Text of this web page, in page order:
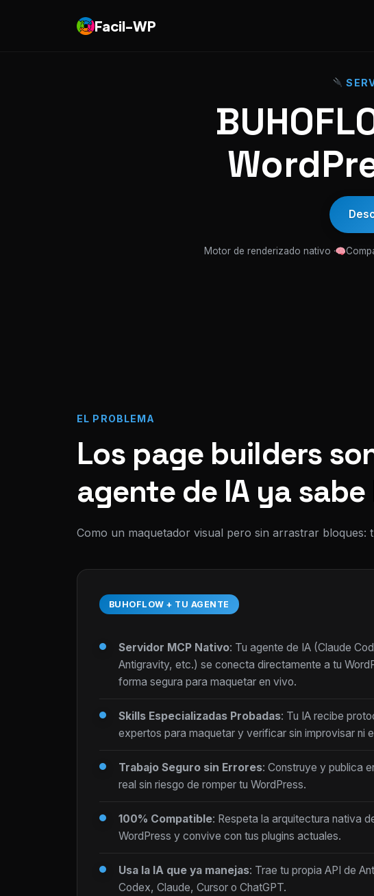
Facil-WP
Motor de renderizado nativo ·
EL PROBLEMA
Los page builders
agente de IA ya
Como un maquetador visual pero sin arrastrar bloques:
BUHOFLOW + TU AGENTE
Servidor MCP Nativo: Tu agente de IA (Claude
Antigravity, etc.) se conecta directamente a tu
forma segura para maquetar en vivo.
Skills Especializadas Probadas: Tu IA recibe
expertos para maquetar y verificar sin improvisar ni
Trabajo Seguro sin Errores: Construye y publica
real sin riesgo de romper tu WordPress.
100% Compatible: Respeta la arquitectura nativa
WordPress y convive con tus plugins actuales.
Usa la IA que ya manejas: Trae tu propia API de
Codex, Claude, Cursor o ChatGPT.